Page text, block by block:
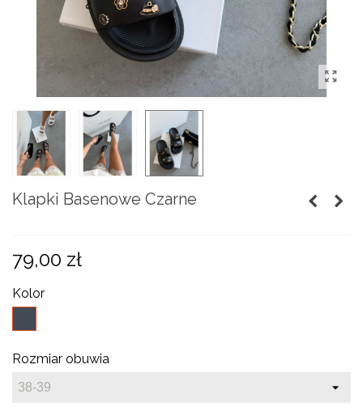
Klapki Basenowe Czarne
79,00 zł
Kolor
Rozmiar obuwia